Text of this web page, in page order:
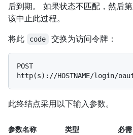
后到期。 如果状态不匹配，然后
该中止此过程。
将此
code 交换为访问令牌：
POST
此终结点采用以下输入参数。
参数名称 类型 必需